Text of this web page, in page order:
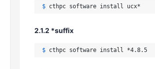
$ cthpc software install ucx*
2.1.2 *suffix
$ cthpc software install *4.8.5